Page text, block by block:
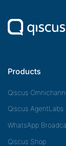
Products
Qiscus
Qiscus AgentLabs
WhatsApp
Qiscus Shop